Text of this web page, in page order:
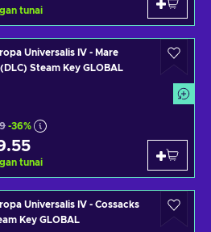
tunai
Universalis IV - Mare
Steam Key GLOBAL
-36%
tunai
Universalis IV - Cossacks
Key GLOBAL